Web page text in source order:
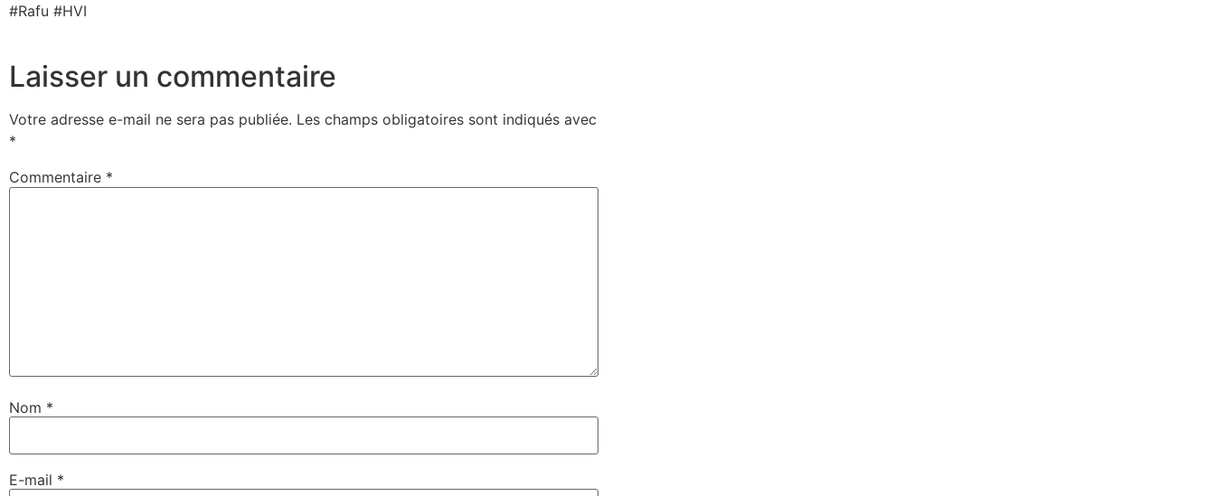
#Rafu #HVI
Laisser un commentaire
Votre adresse e-mail ne sera pas publiée. Les champs obligatoires sont indiqués avec
*
Commentaire *
Nom *
E-mail *